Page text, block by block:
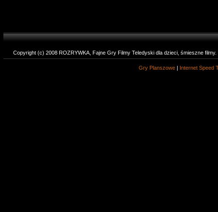
Copyright (c) 2008 ROZRYWKA, Fajne Gry Filmy Teledyski dla dzieci, śmieszne
Gry Planszowe | Internet Speed